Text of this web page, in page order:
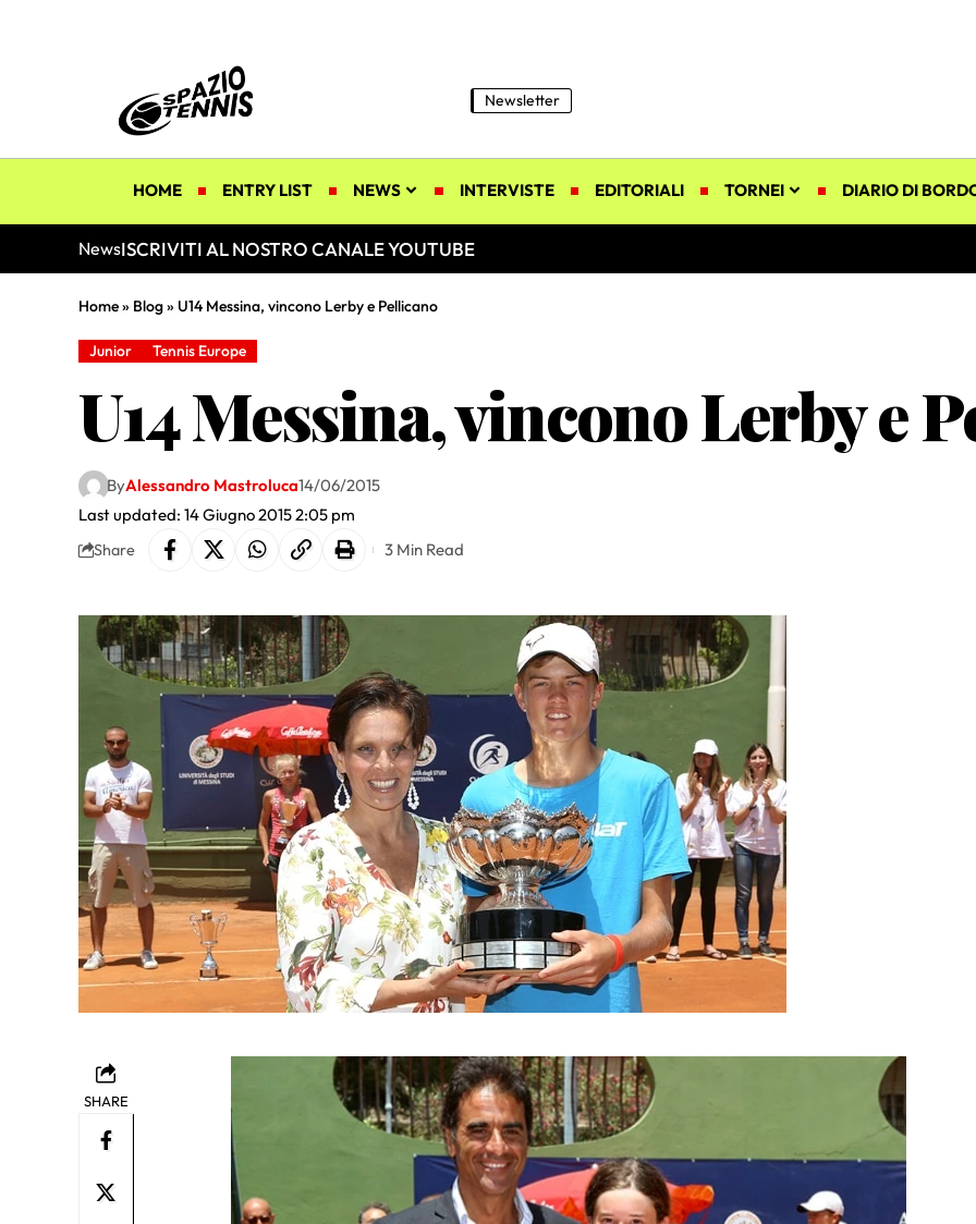
Newsletter
HOME ENTRY LIST NEWS INTERVISTE EDITORIALI TORNEI DIARIO DI
NewsISCRIVITI AL NOSTRO CANALE YOUTUBE
Home» Blog» U14 Messina, vincono Lerby e Pellicano
Junior Tennis Europe
U14 Messina, vincono Lerby e
Last updated: 14 Giugno 2015 2:05 pm
ByAlessandro Mastroluca14/06/2015
Share 3 Min Read
SHARE